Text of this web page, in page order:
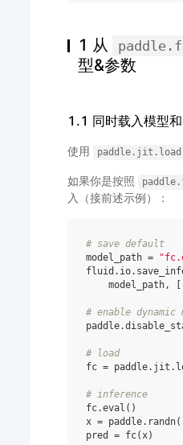
1 从
型&参数
1.1 同时载入模型
使用 paddle.jit.load
如果你是按照
入（接前述示例）：
# save default
model_path =
fluid . io.
model_path,
# enable dynamic
paddle.
# load
fc = paddle. jit .
# inference
fc.eval ()
x = paddle. randn
pred
= fc(x)